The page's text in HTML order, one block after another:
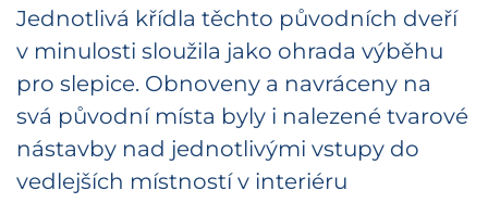
Jednotlivá křídla těchto původních dveří
v minulosti sloužila jako ohrada výběhu
pro slepice. Obnoveny a navráceny na
svá původní místa byly i nalezené tvarové
nástavby nad jednotlivými vstupy do
vedlejších místností v interiéru